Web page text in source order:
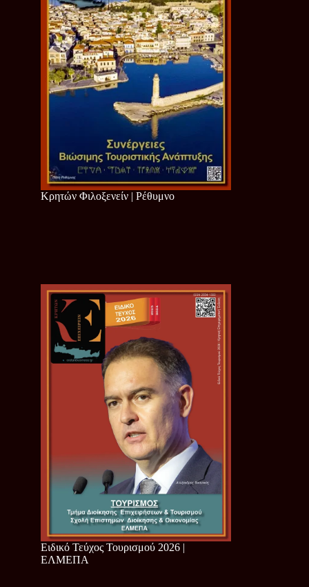
Κρητών Φιλοξενείν | Ρέθυμνο
Ειδικό Τεύχος Τουρισμού 2026 |
ΕΛΜΕΠΑ